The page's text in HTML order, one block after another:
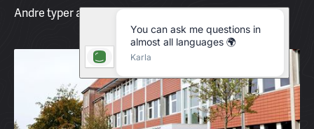
Andre typer affald